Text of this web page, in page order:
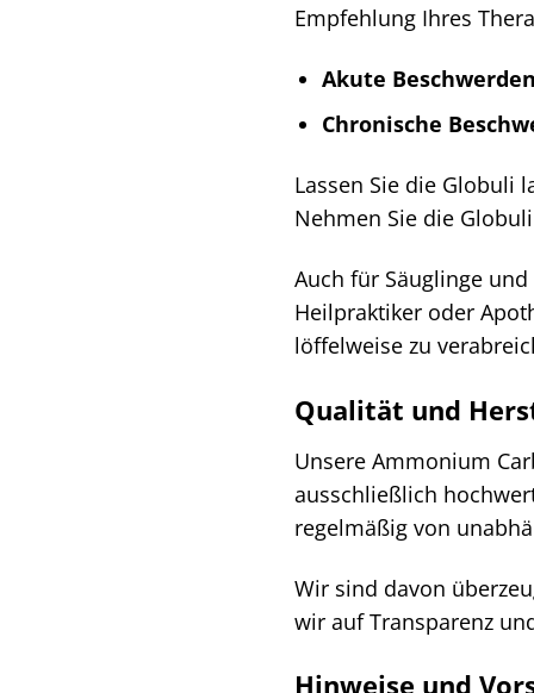
Empfehlung Ihres
Akute
Chronische
Lassen Sie die Globuli
Nehmen Sie die
Auch für Säuglinge
Heilpraktiker oder
löffelweise zu
Qualität und
Unsere Ammonium
ausschließlich
regelmäßig von
Wir sind davon
wir auf Transparenz
Hinweise und